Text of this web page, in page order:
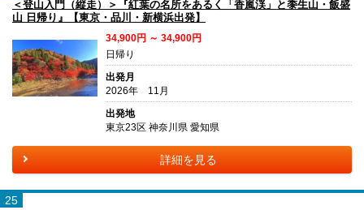
＜登山入門（縦走）＞『紅葉の名所をあるく「香嵐渓」と黍生山・飯盛
山 日帰り』【東京・品川・新横浜出発】
34,900円 ～ 34,900円
日帰り
出発月
2026年 11月
出発地
東京23区 神奈川県 愛知県
詳細を見る
25